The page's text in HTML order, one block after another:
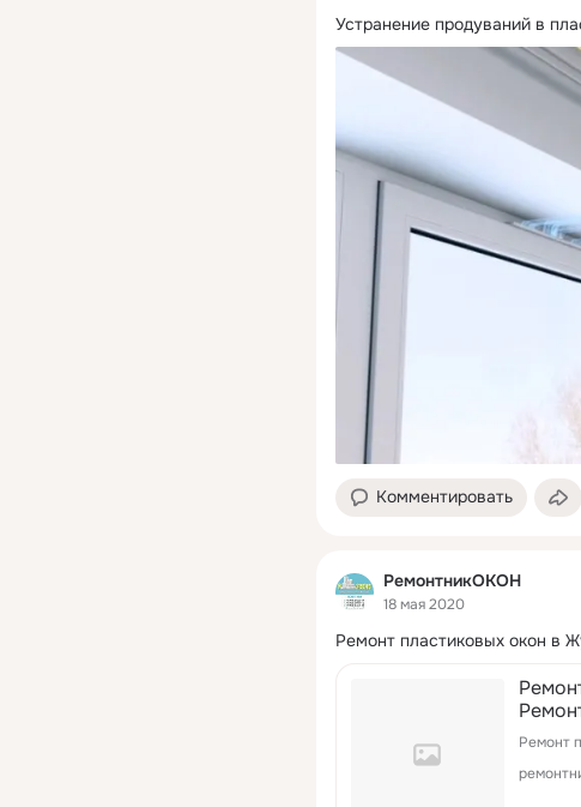
Устранение продуваний в
Комментировать
РемонтникОКОН
18 мая 2020
Ремонт пластиковых окон в
Ремонт